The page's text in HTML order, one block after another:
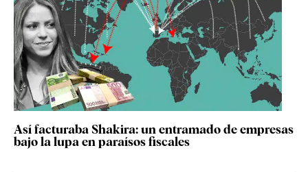
Así facturaba Shakira: un entramado de empresas
bajo la lupa en paraísos fiscales